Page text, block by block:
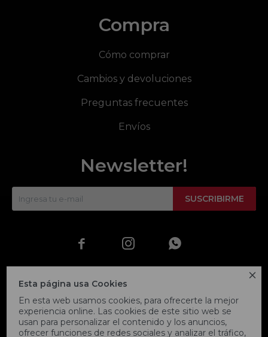

Esta página usa Cookies
En esta web usamos cookies, para ofrecerte la mejor
experiencia online. Las cookies de este sitio web se
usan para personalizar el contenido y los anuncios,
ofrecer funciones de redes sociales y analizar el tráfico,
Compra
Cómo comprar
Cambios y devoluciones
Preguntas frecuentes
Envíos
Newsletter!
SUSCRIBIRME
  